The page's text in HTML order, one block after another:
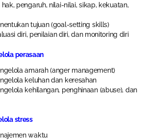
pengaruh, nilai-nilai, sikap, kekuatan,
tujuan (goal-setting skills)
diri, penilaian diri, dan monitoring diri
perasaan
amarah (anger management)
keluhan dan keresahan
kehilangan, penghinaan (abuse), dan
stress
waktu